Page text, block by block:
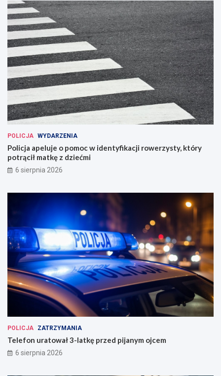
POLICJA WYDARZENIA
Policja apeluje o pomoc w identyfikacji rowerzysty, który
potrącił matkę z dziećmi
6 sierpnia 2026
POLICJA ZATRZYMANIA
Telefon uratował 3-latkę przed pijanym ojcem
6 sierpnia 2026